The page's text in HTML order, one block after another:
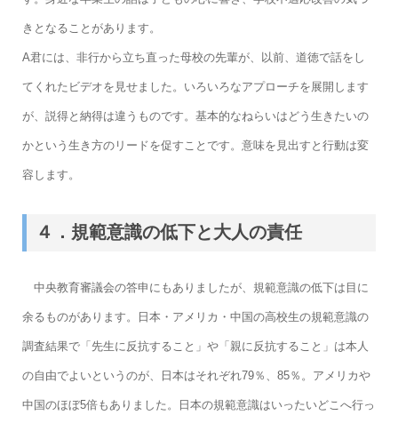
きとなることがあります。
A君には、非行から立ち直った母校の先輩が、以前、道徳で話をし
てくれたビデオを見せました。いろいろなアプローチを展開します
が、説得と納得は違うものです。基本的なねらいはどう生きたいの
かという生き方のリードを促すことです。意味を見出すと行動は変
容します。
４．規範意識の低下と大人の責任
中央教育審議会の答申にもありましたが、規範意識の低下は目に
余るものがあります。日本・アメリカ・中国の高校生の規範意識の
調査結果で「先生に反抗すること」や「親に反抗すること」は本人
の自由でよいというのが、日本はそれぞれ79％、85％。アメリカや
中国のほぼ5倍もありました。日本の規範意識はいったいどこへ行っ